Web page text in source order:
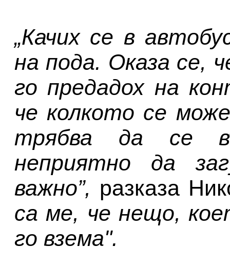
„Качих се в
на пода. Оказа се,
го предадох на
че колкото се
трябва да се
неприятно да
важно”, разказа
са ме, че нещо,
го взема".